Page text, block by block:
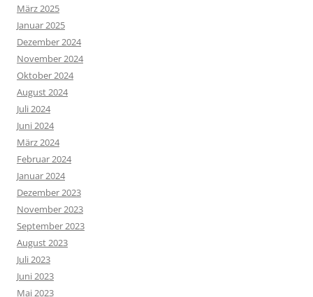
März 2025
Januar 2025
Dezember 2024
November 2024
Oktober 2024
August 2024
Juli 2024
Juni 2024
März 2024
Februar 2024
Januar 2024
Dezember 2023
November 2023
September 2023
August 2023
Juli 2023
Juni 2023
Mai 2023